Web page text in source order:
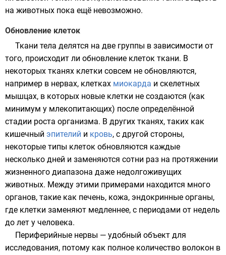
на животных пока ещё невозможно.
Обновление клеток
Ткани тела делятся на две группы в зависимости от
того, происходит ли обновление клеток ткани. В
некоторых тканях клетки совсем не обновляются,
например в нервах, клетках миокарда и скелетных
мышцах, в которых новые клетки не создаются (как
минимум у млекопитающих) после определённой
стадии роста организма. В других тканях, таких как
кишечный эпителий и кровь, с другой стороны,
некоторые типы клеток обновляются каждые
несколько дней и заменяются сотни раз на протяжении
жизненного диапазона даже недолгоживущих
животных. Между этими примерами находится много
органов, такие как печень, кожа, эндокринные органы,
где клетки заменяют медленнее, с периодами от недель
до лет у человека.
Периферийные нервы — удобный объект для
исследования, потому как полное количество волокон в